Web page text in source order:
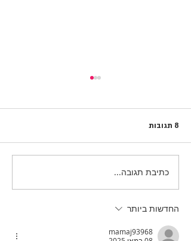
מכת חום 8 תגובות
כתיבת תגובה...
החדשות ביותר
mamaj93968